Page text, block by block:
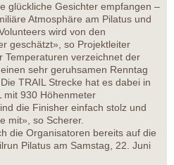
glückliche Gesichter empfangen –
Atmosphäre am Pilatus und
wird von den
geschätzt», so Projektleiter
Temperaturen verzeichnet der
sehr geruhsamen Renntag
TRAIL Strecke hat es dabei in
mit 930 Höhenmeter
die Finisher einfach stolz und
mit», so Scherer.
die Organisatoren bereits auf die
Pilatus am Samstag, 22. Juni